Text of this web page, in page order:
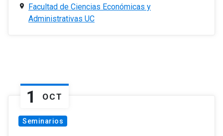
Facultad de Ciencias Económicas y
Administrativas UC
1 OCT
Seminarios